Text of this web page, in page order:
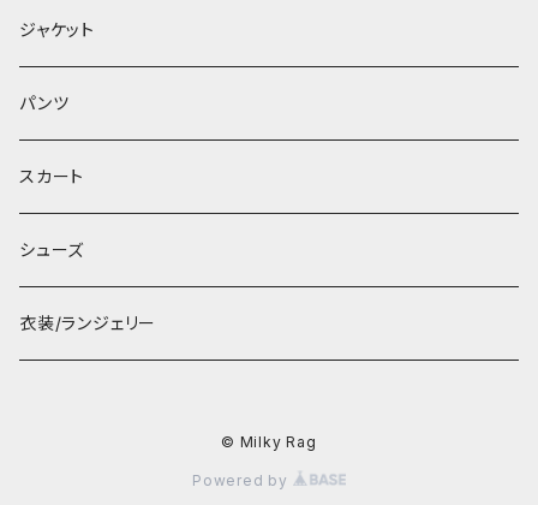
ジャケット
パンツ
スカート
シューズ
衣装/ランジェリー
© Milky Rag
Powered by